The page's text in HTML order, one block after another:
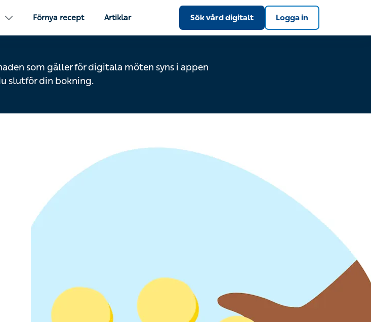
Förnya recept Artiklar Sök vård digitalt Logga in
som gäller för digitala möten syns i appen
slutför din bokning.